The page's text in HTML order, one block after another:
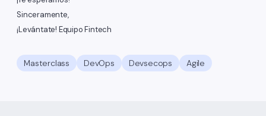
Sinceramente,
¡Levántate! Equipo Fintech
Masterclass DevOps Devsecops Agile